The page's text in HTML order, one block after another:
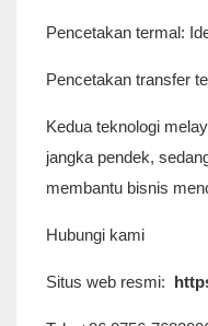
Pencetakan termal:
Pencetakan transfer
Kedua teknologi
jangka pendek,
membantu bisnis
Hubungi kami
Situs web resmi: